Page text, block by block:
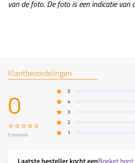
van de foto. De foto is een indicatie van
Klantbeoordelingen
0
0 reviews
5
4
3
2
1